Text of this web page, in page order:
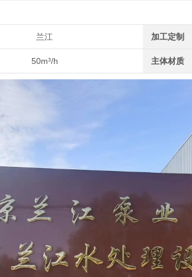
兰江 加工定制
50m³/h 主体材质